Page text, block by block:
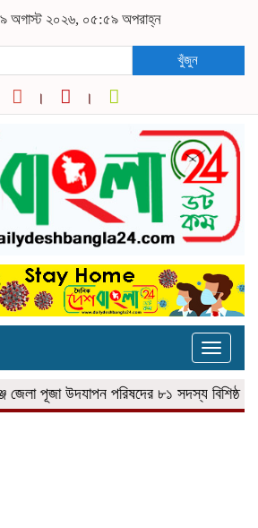
অগাস্ট ২০২৬, ০৫:৫৯ অপরাহ্ন
খুঁজুন
Toggle
পূজা উদযাপন পরিষদের ৮১ সদস্য বিশিষ্ঠ পূর্ণাঙ্গ